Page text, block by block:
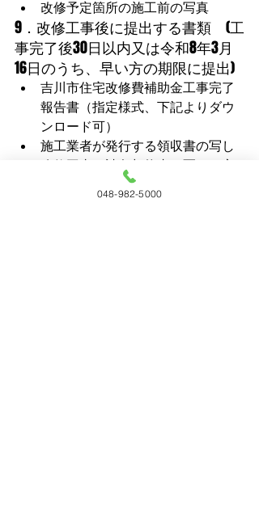
改修予定箇所の施工前の写真
9．改修工事後に提出する書類　(工
事完了後30日以内又は令和8年3月
16日のうち、早い方の期限に提出)
吉川市住宅改修費補助金工事完了
報告書（指定様式、下記よりダウ
ンロード可）
施工業者が発行する領収書の写し
付申請時に未提出または工事金額
048-982-5000